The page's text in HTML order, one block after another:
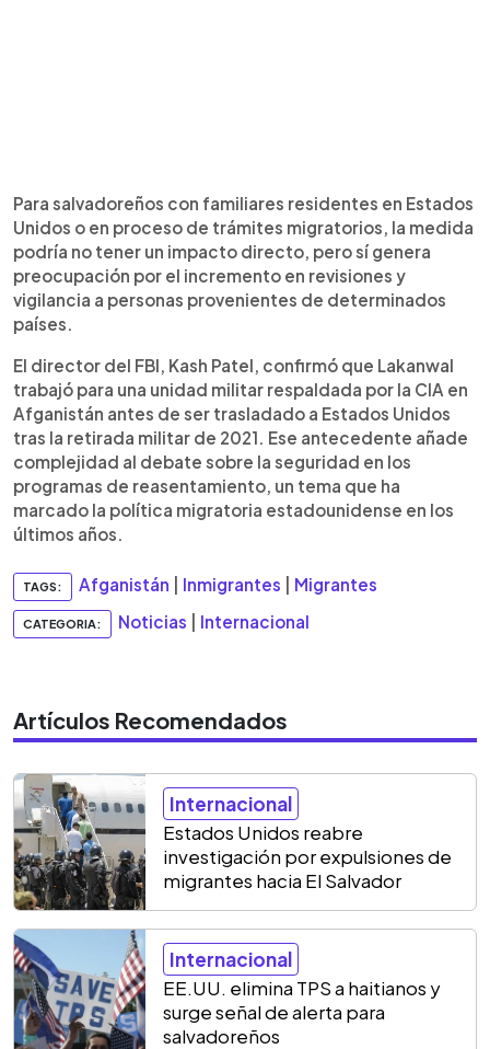
Para salvadoreños con familiares residentes en Estados
Unidos o en proceso de trámites migratorios, la medida
podría no tener un impacto directo, pero sí genera
preocupación por el incremento en revisiones y
vigilancia a personas provenientes de determinados
países.
El director del FBI, Kash Patel, confirmó que Lakanwal
trabajó para una unidad militar respaldada por la CIA en
Afganistán antes de ser trasladado a Estados Unidos
tras la retirada militar de 2021. Ese antecedente añade
complejidad al debate sobre la seguridad en los
programas de reasentamiento, un tema que ha
marcado la política migratoria estadounidense en los
últimos años.
TAGS: Afganistán Inmigrantes Migrantes
CATEGORIA: Noticias Internacional
Artículos Recomendados
Internacional
Estados Unidos reabre
investigación por expulsiones de
migrantes hacia El Salvador
Internacional
EE.UU. elimina TPS a haitianos y
surge señal de alerta para
salvadoreños